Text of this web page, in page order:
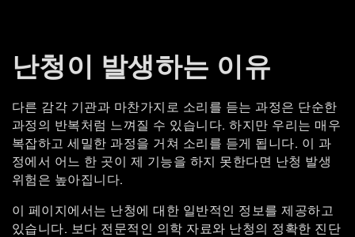
난청이 발생하는 이유
다른 감각 기관과 마찬가지로 소리를 듣는 과정은 단순한
과정의 반복처럼 느껴질 수 있습니다. 하지만 우리는 매우
복잡하고 세밀한 과정을 거쳐 소리를 듣게 됩니다. 이 과
정에서 어느 한 곳이 제 기능을 하지 못한다면 난청 발생
위험은 높아집니다.
이 페이지에서는 난청에 대한 일반적인 정보를 제공하고
있습니다. 보다 전문적인 의학 자료와 난청의 정확한 진단